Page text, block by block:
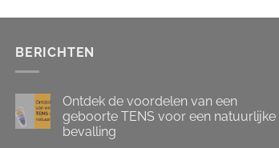
BERICHTEN
Ontdek de voordelen van een
geboorte TENS voor een natuurlijke
bevalling